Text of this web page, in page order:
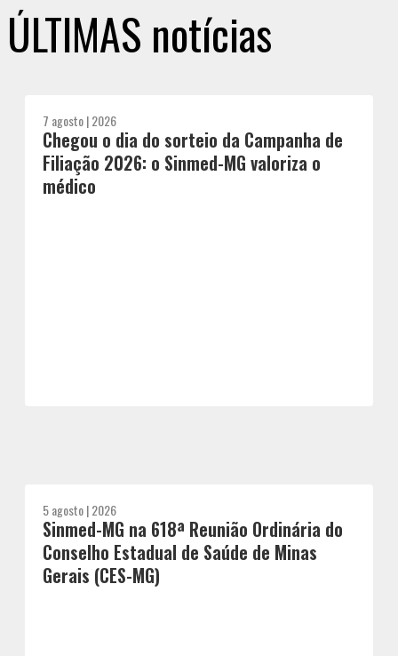
ÚLTIMAS notícias
7 agosto | 2026
Chegou o dia do sorteio da Campanha de
Filiação 2026: o Sinmed-MG valoriza o
médico
5 agosto | 2026
Sinmed-MG na 618ª Reunião Ordinária do
Conselho Estadual de Saúde de Minas
Gerais (CES-MG)